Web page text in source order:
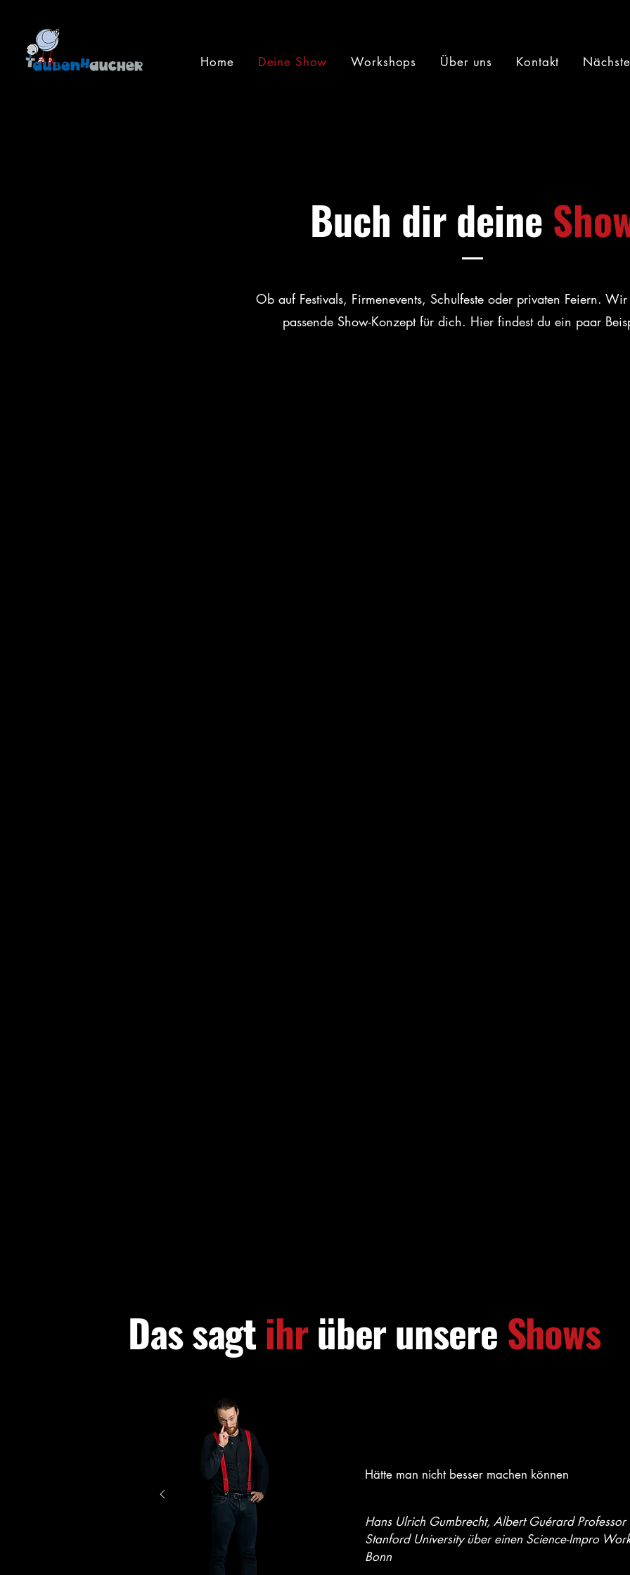
Home Deine Show Workshops Über uns Kontakt
Buch dir deine
Ob auf Festivals, Firmenevents, Schulfeste oder privaten Feiern.
passende Show-Konzept für dich. Hier findest du ein paar
Das sagtihrüber unsereShows
​Hätte man nicht besser machen können
Hans Ulrich Gumbrecht, Albert Guérard Professor
Stanford University über einen Science-Impro
Bonn